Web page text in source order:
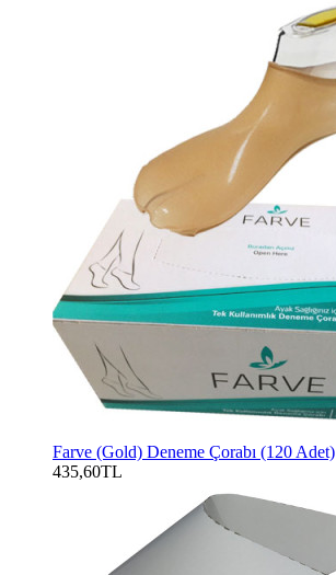
Farve (Gold) Deneme Çorabı (120 Adet)
435,60TL